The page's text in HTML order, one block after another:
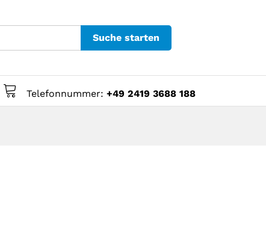
Suche starten
Telefonnummer: +49 2419 3688 188